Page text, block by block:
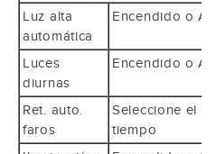
Luz alta
automática
Encendido o
Luces
diurnas
Encendido o
Ret. auto.
faros
Seleccione el
tiempo